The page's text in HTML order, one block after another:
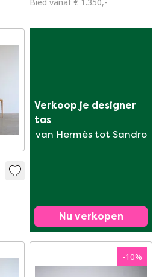
Verkoop je designer
tas
van Hermès tot Sandro
Nu verkopen
-10%